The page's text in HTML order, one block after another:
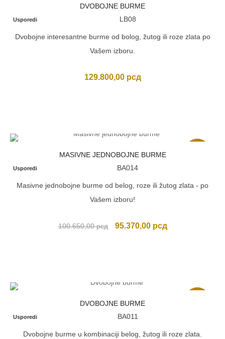
DVOBOJNE BURME
Usporedi LB08
Dvobojne interesantne burme od bolog, žutog ili roze zlata po
Vašem izboru.
129.800,00 рсд
MASIVNE JEDNOBOJNE BURME
Usporedi BA014
Masivne jednobojne burme od belog, roze ili žutog zlata - po
Vašem izboru!
100.650,00рсд
Originalna
95.370,00 рсдTrenutna
DVOBOJNE BURME
Usporedi BA011
Dvobojne burme u kombinaciji belog, žutog ili roze zlata.